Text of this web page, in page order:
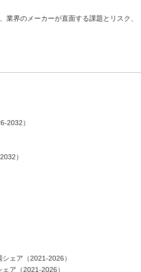
界のメーカーが直面する課題とリスク、
2032）
）
ェア（2021-2026）
ア（2021-2026）